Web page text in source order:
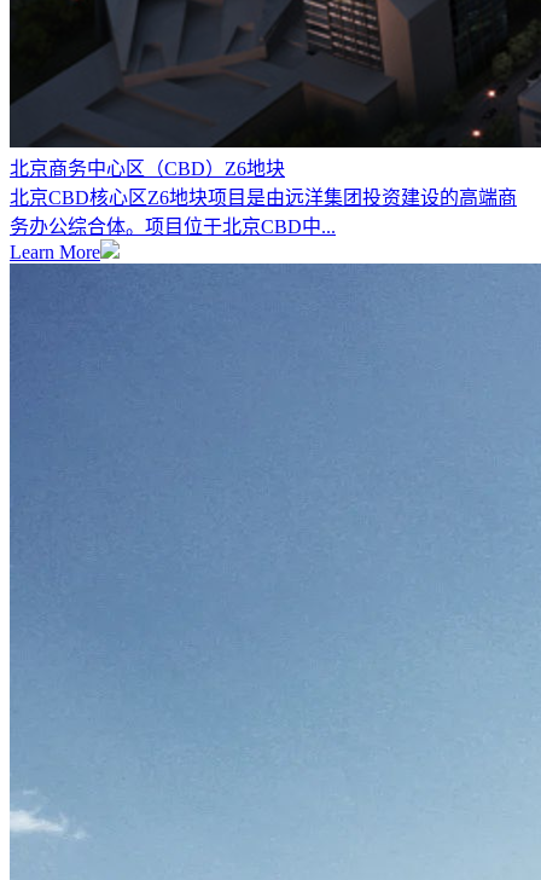
北京商务中心区（CBD）Z6地块
北京CBD核心区Z6地块项目是由远洋集团投资建设的高端商
务办公综合体。项目位于北京CBD中...
Learn More